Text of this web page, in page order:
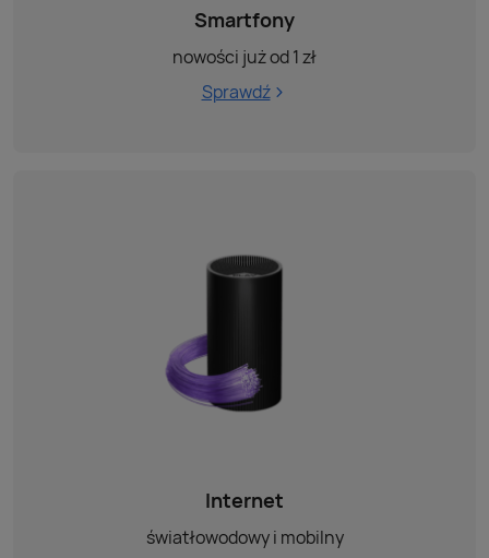
Smartfony
nowości już od 1 zł
Sprawdź
Internet
światłowodowy i mobilny